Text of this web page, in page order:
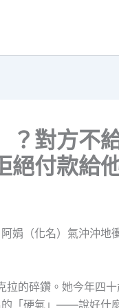
？對方不
絕付款給
娟（化名）氣沖沖地
拉的碎鑽。她今年四
的「硬氣」——說好什